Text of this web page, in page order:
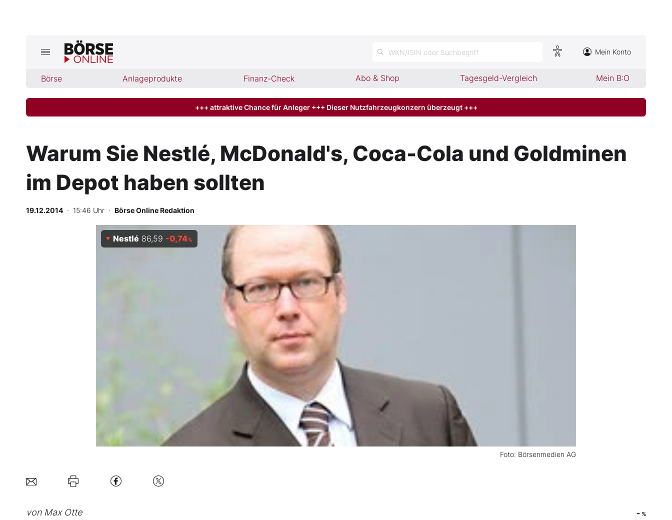
WKN/ISIN oder Suchbegriff Mein Konto
Börse Anlageprodukte Finanz-Check Abo & Shop Tagesgeld-Vergleich Mein B:O
Jetzt aktuelle Ausgabe BÖRSE ONLINE lesen
Finanz-Check
Abo & Shop
BO-Musterdepots
Experten
+++ attraktive Chance für Anleger +++ Dieser Nutzfahrzeugkonzern überzeugt +++
Warum Sie Nestlé, McDonald's, Coca-Cola und Goldminen
im Depot haben sollten
19.12.2014 · 15:46 Uhr · Börse Online Redaktion
Foto: Börsenmedien AG
Nestlé 86,59 -0,74%
von Max Otte
- %